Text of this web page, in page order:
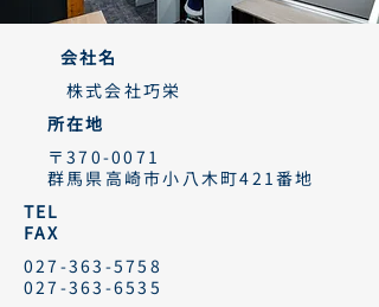
​会社名
株式会社巧栄​
​所在地
〒370-0071
群馬県高崎市小八木町421番地
TEL
FAX
027-363-5758
​027-363-6535